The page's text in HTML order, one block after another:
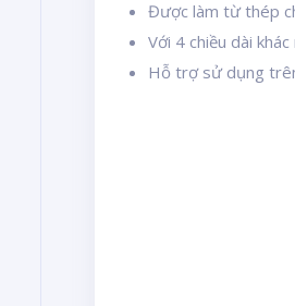
Được làm từ thép
Với 4 chiều dài
Hỗ trợ sử dụng